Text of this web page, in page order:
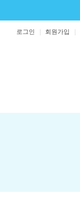
로그인 회원가입